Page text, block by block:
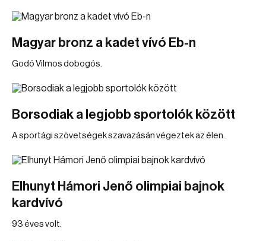
Magyar bronz a kadet vívó Eb-n
Godó Vilmos dobogós.
Borsodiak a legjobb sportolók között
A sportági szövetségek szavazásán végeztek az élen.
Elhunyt Hámori Jenő olimpiai bajnok
kardvívó
93 éves volt.